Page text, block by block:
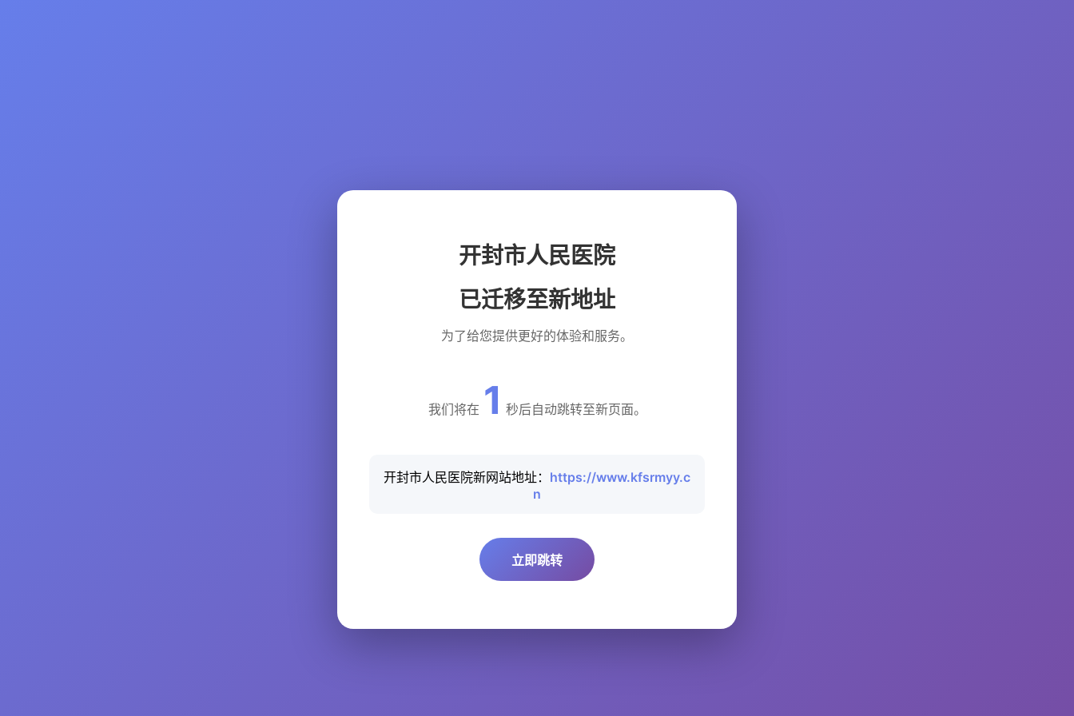
开封市人民医院
已迁移至新地址
为了给您提供更好的体验和服务。
我们将在 1 秒后自动跳转至新页面。
开封市人民医院新网站地址： https://www.kfsrmyy.c
n
立即跳转